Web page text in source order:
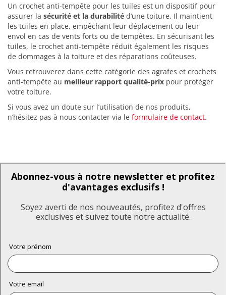
Un crochet anti-tempête pour les tuiles est un dispositif pour
assurer la sécurité et la durabilité d‘une toiture. Il maintient
les tuiles en place, empêchant leur déplacement ou leur
envol en cas de vents forts ou de tempêtes. En sécurisant les
tuiles, le crochet anti-tempête réduit également les risques
de dommages à la toiture et des réparations coûteuses.
Vous retrouverez dans cette catégorie des agrafes et crochets
anti-tempête au meilleur rapport qualité-prix pour protéger
votre toiture.
Si vous avez un doute sur l’utilisation de nos produits,
n’hésitez pas à nous contacter via le formulaire de contact.